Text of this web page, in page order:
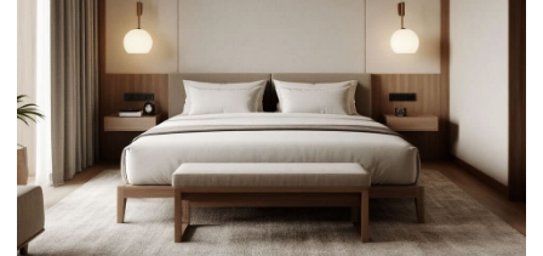
расслаблению и восстановлению.
Использование многоуровневого
освещения, которое позволяет
создавать различные сценарии в
зависимости от времени суток и
назначения помещения.
Обеспечение достаточной
освещенности во всех помещениях,
особенно в зонах для чтения и работы.